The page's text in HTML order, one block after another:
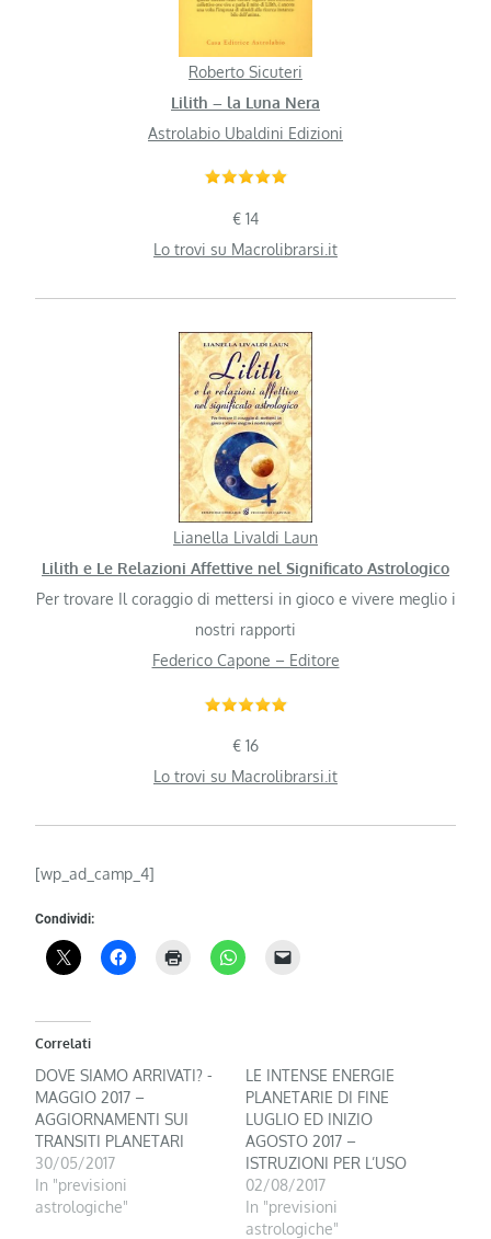
Roberto Sicuteri
Lilith – la Luna Nera
Astrolabio Ubaldini Edizioni
€ 14
Lo trovi su Macrolibrarsi.it
Lianella Livaldi Laun
Lilith e Le Relazioni Affettive nel Significato Astrologico
Per trovare Il coraggio di mettersi in gioco e vivere meglio i
nostri rapporti
Federico Capone – Editore
€ 16
Lo trovi su Macrolibrarsi.it
[wp_ad_camp_4]
Condividi:
Correlati
DOVE SIAMO ARRIVATI? -
MAGGIO 2017 –
AGGIORNAMENTI SUI
TRANSITI PLANETARI
30/05/2017
In "previsioni
astrologiche"
LE INTENSE ENERGIE
PLANETARIE DI FINE
LUGLIO ED INIZIO
AGOSTO 2017 –
ISTRUZIONI PER L’USO
02/08/2017
In "previsioni
astrologiche"